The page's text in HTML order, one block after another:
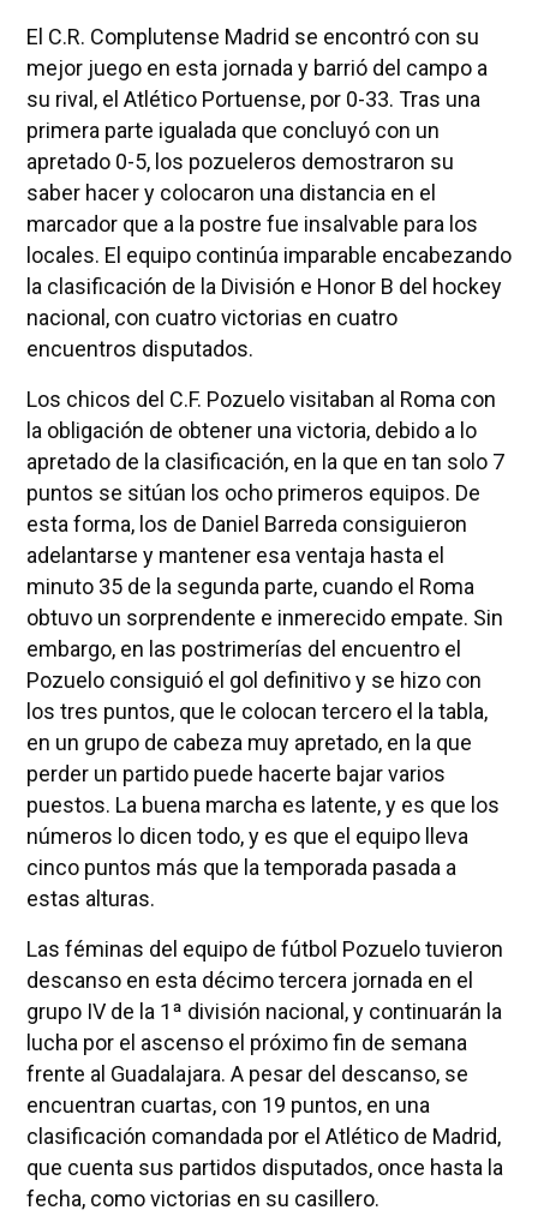
El C.R. Complutense Madrid se encontró con su
mejor juego en esta jornada y barrió del campo a
su rival, el Atlético Portuense, por 0-33. Tras una
primera parte igualada que concluyó con un
apretado 0-5, los pozueleros demostraron su
saber hacer y colocaron una distancia en el
marcador que a la postre fue insalvable para los
locales. El equipo continúa imparable encabezando
la clasificación de la División e Honor B del hockey
nacional, con cuatro victorias en cuatro
encuentros disputados.
Los chicos del C.F. Pozuelo visitaban al Roma con
la obligación de obtener una victoria, debido a lo
apretado de la clasificación, en la que en tan solo 7
puntos se sitúan los ocho primeros equipos. De
esta forma, los de Daniel Barreda consiguieron
adelantarse y mantener esa ventaja hasta el
minuto 35 de la segunda parte, cuando el Roma
obtuvo un sorprendente e inmerecido empate. Sin
embargo, en las postrimerías del encuentro el
Pozuelo consiguió el gol definitivo y se hizo con
los tres puntos, que le colocan tercero el la tabla,
en un grupo de cabeza muy apretado, en la que
perder un partido puede hacerte bajar varios
puestos. La buena marcha es latente, y es que los
números lo dicen todo, y es que el equipo lleva
cinco puntos más que la temporada pasada a
estas alturas.
Las féminas del equipo de fútbol Pozuelo tuvieron
descanso en esta décimo tercera jornada en el
grupo IV de la 1ª división nacional, y continuarán la
lucha por el ascenso el próximo fin de semana
frente al Guadalajara. A pesar del descanso, se
encuentran cuartas, con 19 puntos, en una
clasificación comandada por el Atlético de Madrid,
que cuenta sus partidos disputados, once hasta la
fecha, como victorias en su casillero.